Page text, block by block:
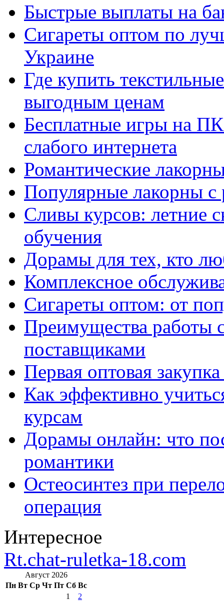
Быстрые выплаты на
Сигареты оптом по
Украине
Где купить
выгодным ценам
Бесплатные игры на
слабого интернета
Романтические
Популярные лакорны с
Сливы курсов: летние
обучения
Дорамы для тех, кто
Комплексное
Сигареты оптом: от
Преимущества работы
поставщиками
Первая оптовая
Как эффективно
курсам
Дорамы онлайн: что
романтики
Остеосинтез при
операция
Интересное
Rt.chat-ruletka-18.com
Август 2026
Пн Вт Ср Чт Пт Сб Вс
1
2